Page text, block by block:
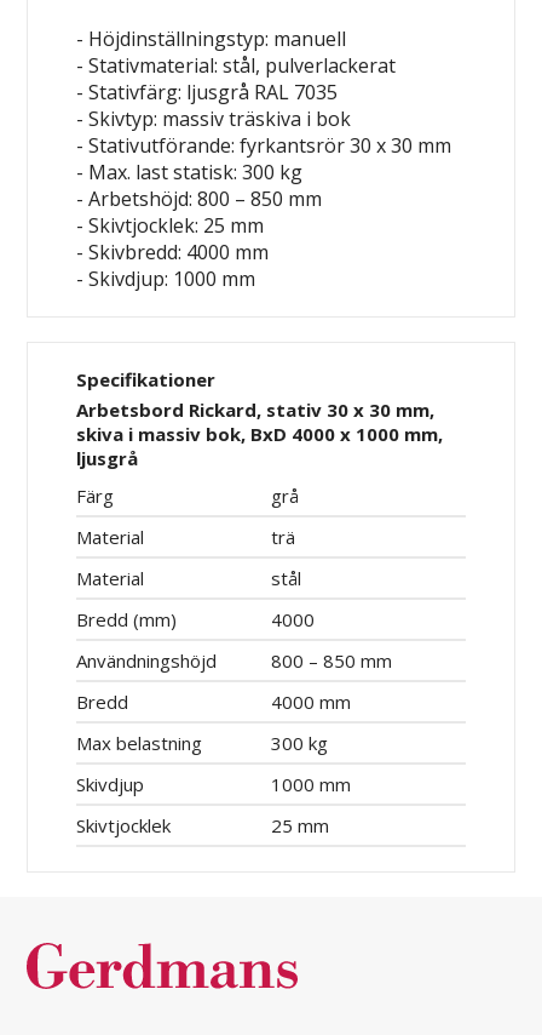
- Höjdinställningstyp: manuell
- Stativmaterial: stål, pulverlackerat
- Stativfärg: ljusgrå RAL 7035
- Skivtyp: massiv träskiva i bok
- Stativutförande: fyrkantsrör 30 x 30 mm
- Max. last statisk: 300 kg
- Arbetshöjd: 800 – 850 mm
- Skivtjocklek: 25 mm
- Skivbredd: 4000 mm
- Skivdjup: 1000 mm
Specifikationer
Arbetsbord Rickard, stativ 30 x 30 mm,
skiva i massiv bok, BxD 4000 x 1000 mm,
ljusgrå
Färg
grå
Material
trä
Material
stål
Bredd (mm)
4000
Användningshöjd
800 – 850 mm
Bredd
4000 mm
Max belastning
300 kg
Skivdjup
1000 mm
Skivtjocklek
25 mm